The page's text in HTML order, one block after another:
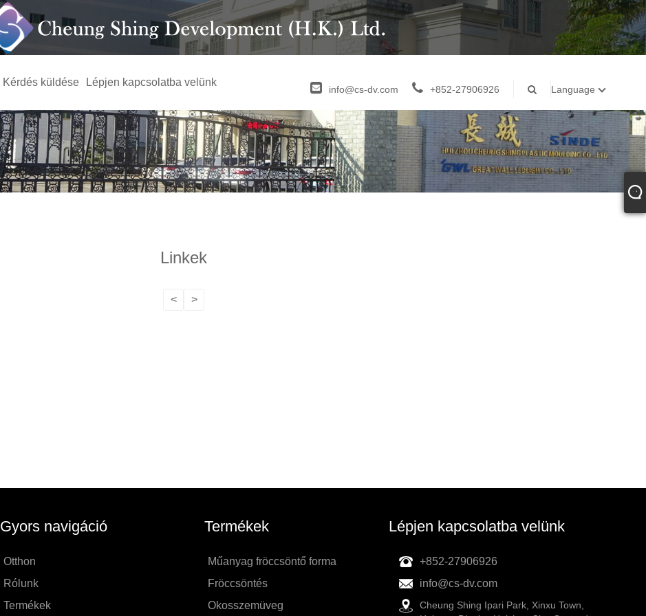
Kérdés küldése Lépjen kapcsolatba velünk
info@cs-dv.com +852-27906926 Language
Linkek
< >
Gyors navigáció
Otthon
Rólunk
Termékek
Termékek
Műanyag fröccsöntő forma
Fröccsöntés
Okosszemüveg
Lépjen kapcsolatba velünk
+852-27906926
info@cs-dv.com
Cheung Shing Ipari Park, Xinxu Town,